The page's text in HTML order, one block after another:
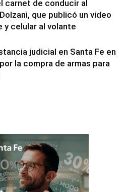
carnet de conducir al
que publicó un video
y celular al volante
judicial en Santa Fe en
la compra de armas para